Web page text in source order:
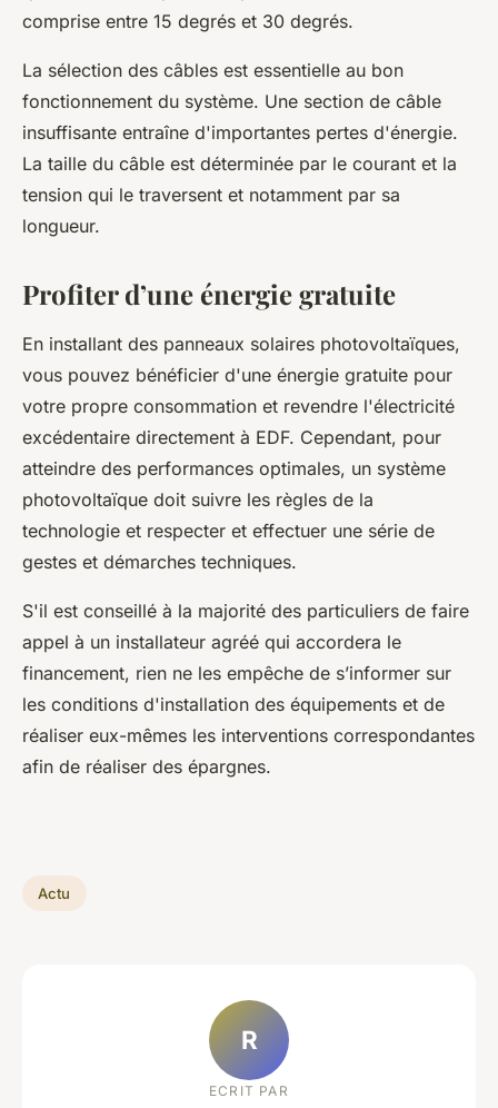
comprise entre 15 degrés et 30 degrés.
La sélection des câbles est essentielle au bon
fonctionnement du système. Une section de câble
insuffisante entraîne d'importantes pertes d'énergie.
La taille du câble est déterminée par le courant et la
tension qui le traversent et notamment par sa
longueur.
Profiter d’une énergie gratuite
En installant des panneaux solaires photovoltaïques,
vous pouvez bénéficier d'une énergie gratuite pour
votre propre consommation et revendre l'électricité
excédentaire directement à EDF. Cependant, pour
atteindre des performances optimales, un système
photovoltaïque doit suivre les règles de la
technologie et respecter et effectuer une série de
gestes et démarches techniques.
S'il est conseillé à la majorité des particuliers de faire
appel à un installateur agréé qui accordera le
financement, rien ne les empêche de s’informer sur
les conditions d'installation des équipements et de
réaliser eux-mêmes les interventions correspondantes
afin de réaliser des épargnes.
Actu
R
ECRIT PAR